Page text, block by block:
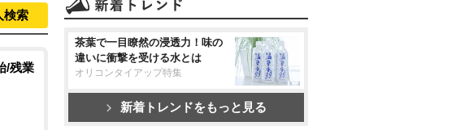
検索
/残業
茶葉で一目瞭然の浸透力！味の
違いに衝撃を受ける水とは
オリコンタイアップ特集
新着トレンドをもっと見る